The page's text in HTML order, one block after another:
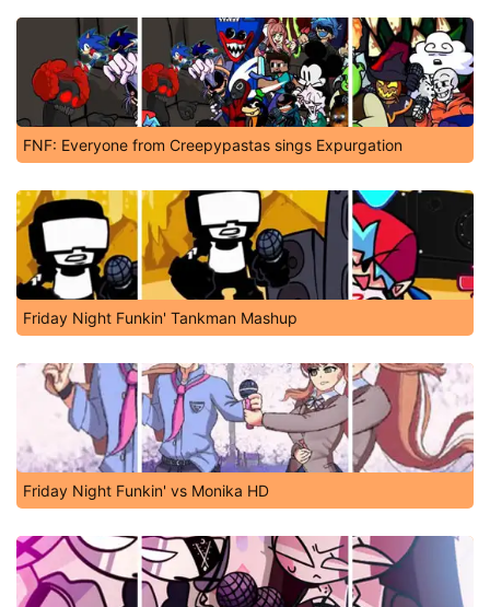
FNF: Everyone from Creepypastas sings Expurgation
Friday Night Funkin' Tankman Mashup
Friday Night Funkin' vs Monika HD